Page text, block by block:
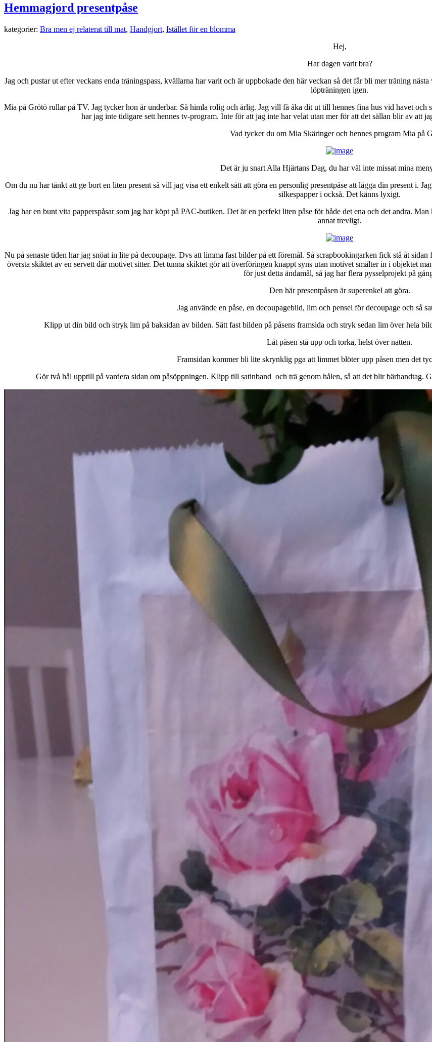
Hemmagjord presentpåse
kategorier: Bra men ej relaterat till mat, Handgjort, Istället för en blomma
Hej,
Har dagen varit bra?
Jag och pustar ut efter veckans enda träningspass, kvällarna har varit och är uppbokade den här veckan så det får bli mer träning
löpträningen igen.
Mia på Grötö rullar på TV. Jag tycker hon är underbar. Så himla rolig och ärlig. Jag vill få åka dit ut till hennes fina hus vid havet och
har jag inte tidigare sett hennes tv-program. Inte för att jag inte har velat utan mer för att det sällan blir av att
Vad tycker du om Mia Skäringer och hennes program Mia på
Det är ju snart Alla Hjärtans Dag, du har väl inte missat mina
Om du nu har tänkt att ge bort en liten present så vill jag visa ett enkelt sätt att göra en personlig presentpåse att lägga din present i.
silkespapper i också. Det känns lyxigt.
Jag har en bunt vita papperspåsar som jag har köpt på PAC-butiken. Det är en perfekt liten påse för både det ena och det andra.
annat trevligt.
Nu på senaste tiden har jag snöat in lite på decoupage. Dvs att limma fast bilder på ett föremål. Så scrapbookingarken fick stå åt
översta skiktet av en servett där motivet sitter. Det tunna skiktet gör att överföringen knappt syns utan motivet smälter in i objektet
för just detta ändamål, så jag har flera pysselprojekt på
Den här presentpåsen är superenkel att göra.
Jag använde en påse, en decoupagebild, lim och pensel för decoupage och så
Klipp ut din bild och stryk lim på baksidan av bilden. Sätt fast bilden på påsens framsida och stryk sedan lim över hela
Låt påsen stå upp och torka, helst över natten.
Framsidan kommer bli lite skrynklig pga att limmet blöter upp påsen men det
Gör två hål upptill på vardera sidan om påsöppningen. Klipp till satinband och trä genom hålen, så att det blir bärhandtag.